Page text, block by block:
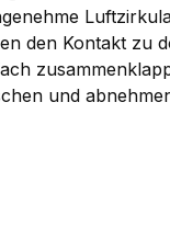
den Kontakt zu
und